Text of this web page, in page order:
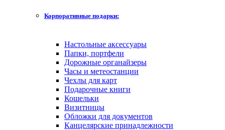
Корпоративные подарки:
Настольные аксессуары
Папки, портфели
Дорожные органайзеры
Часы и метеостанции
Чехлы для карт
Подарочные книги
Кошельки
Визитницы
Обложки для документов
Канцелярские принадлежности